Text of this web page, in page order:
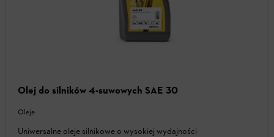
Olej do silników 4-suwowych SAE 30
Oleje
Uniwersalne oleje silnikowe o wysokiej wydajności